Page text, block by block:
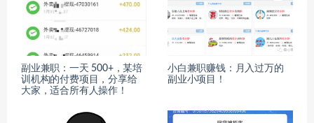
副业兼职：一天 500+，某培
训机构的付费项目，分享给
大家，适合所有人操作！
小白兼职赚钱：月入过万的
副业小项目！